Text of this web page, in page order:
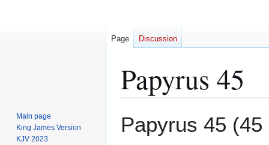
Papyrus 45
to
to
Papyrus 45
Page Discussion
Main page
King James Version
KJV 2023